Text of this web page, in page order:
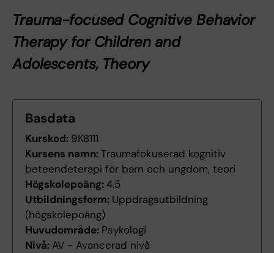
Trauma-focused Cognitive Behavior
Therapy for Children and
Adolescents, Theory
Basdata
Kurskod: 9K8111
Kursens namn:Traumafokuserad kognitiv
beteendeterapi för barn och ungdom, teori
Högskolepoäng:4.5
Utbildningsform: Uppdragsutbildning
(högskolepoäng)
Huvudområde: Psykologi
Nivå: AV - Avancerad nivå